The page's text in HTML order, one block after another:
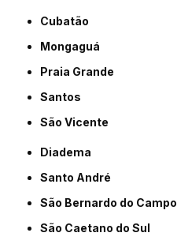
Cubatão
Mongaguá
Praia Grande
Santos
São Vicente
Diadema
Santo André
São Bernardo do Campo
São Caetano do Sul